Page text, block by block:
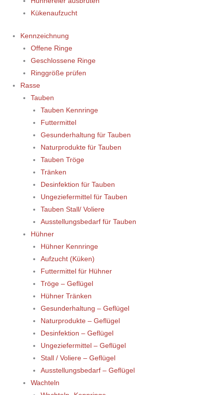
Kükenaufzucht
Kennzeichnung
Offene Ringe
Geschlossene Ringe
Ringgröße prüfen
Rasse
Tauben
Tauben Kennringe
Futtermittel
Gesunderhaltung für Tauben
Naturprodukte für Tauben
Tauben Tröge
Tränken
Desinfektion für Tauben
Ungeziefermittel für Tauben
Tauben Stall/ Voliere
Ausstellungsbedarf für Tauben
Hühner
Hühner Kennringe
Aufzucht (Küken)
Futtermittel für Hühner
Tröge – Geflügel
Hühner Tränken
Gesunderhaltung – Geflügel
Naturprodukte – Geflügel
Desinfektion – Geflügel
Ungeziefermittel – Geflügel
Stall / Voliere – Geflügel
Ausstellungsbedarf – Geflügel
Wachteln